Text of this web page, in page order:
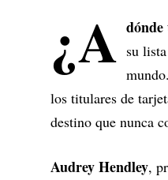
¿A dónde
su
los titulares de
destino que nunca
Audrey Hendley,